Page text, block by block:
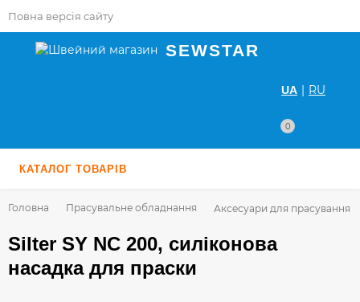
Повна версія сайту
UA | RU
0
SEWSTAR
КАТАЛОГ ТОВАРІВ
Головна Прасувальне обладнання Аксесуари для прасування
Silter SY NC 200, силіконова
насадка для праски